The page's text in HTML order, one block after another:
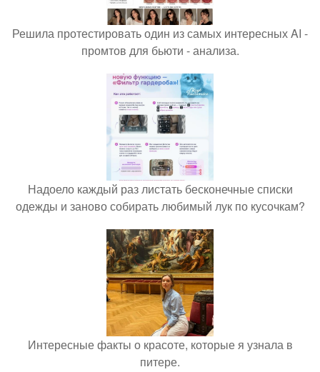
Решила протестировать один из самых интересных AI -
промтов для бьюти - анализа.
Надоело каждый раз листать бесконечные списки
одежды и заново собирать любимый лук по кусочкам?
Интересные факты о красоте, которые я узнала в
питере.